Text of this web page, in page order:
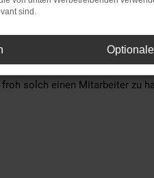
Ein ganz
solch einen Mitarbeiter zu
sind.